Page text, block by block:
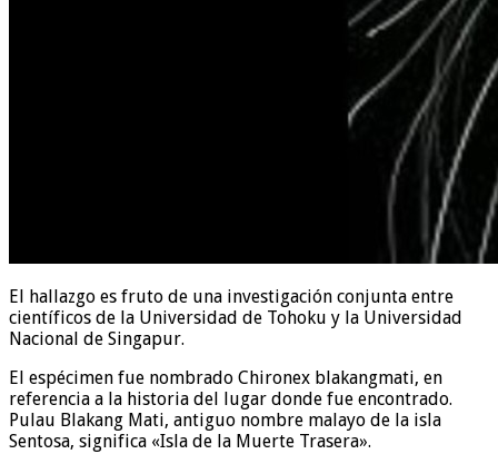
El hallazgo es fruto de una investigación conjunta entre
científicos de la Universidad de Tohoku y la Universidad
Nacional de Singapur.
El espécimen fue nombrado Chironex blakangmati, en
referencia a la historia del lugar donde fue encontrado.
Pulau Blakang Mati, antiguo nombre malayo de la isla
Sentosa, significa «Isla de la Muerte Trasera».